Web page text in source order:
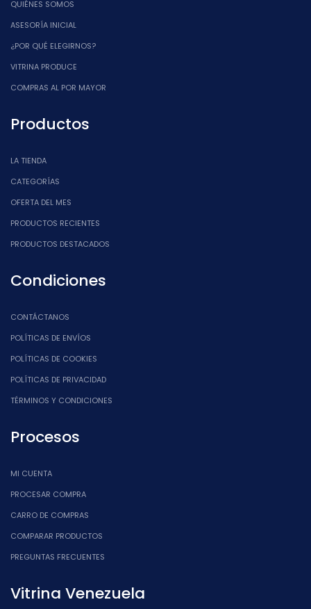
QUIÉNES SOMOS
ASESORÍA INICIAL
¿POR QUÉ ELEGIRNOS?
VITRINA PRODUCE
COMPRAS AL POR MAYOR
Productos
LA TIENDA
CATEGORÍAS
OFERTA DEL MES
PRODUCTOS RECIENTES
PRODUCTOS DESTACADOS
Condiciones
CONTÁCTANOS
POLÍTICAS DE ENVÍOS
POLÍTICAS DE COOKIES
POLÍTICAS DE PRIVACIDAD
TÉRMINOS Y CONDICIONES
Procesos
MI CUENTA
PROCESAR COMPRA
CARRO DE COMPRAS
COMPARAR PRODUCTOS
PREGUNTAS FRECUENTES
Vitrina Venezuela